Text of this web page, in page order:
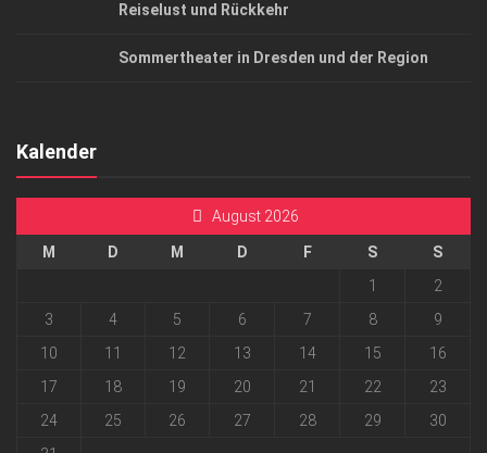
Reiselust und Rückkehr
Sommertheater in Dresden und der Region
Kalender
August 2026
M D M D F S
S
1
2
3
4 5 6 7 8
9
10
11 12 13 14 15
16
17
18 19 20 21 22
23
24
25 26 27 28 29
30